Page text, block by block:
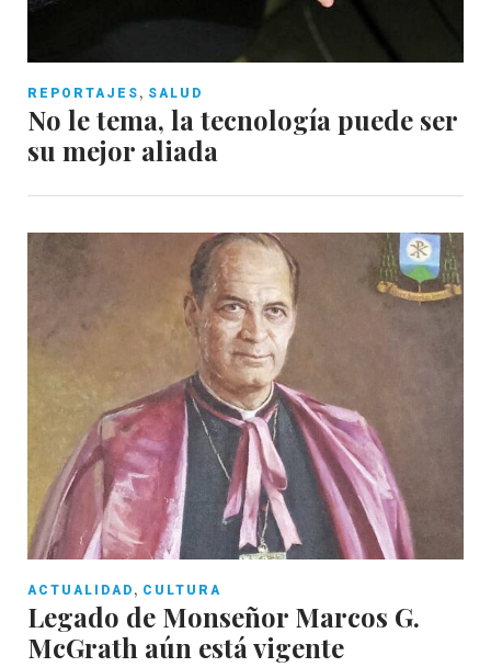
REPORTAJES , SALUD
No le tema, la tecnología puede ser
su mejor aliada
ACTUALIDAD , CULTURA
Legado de Monseñor Marcos G.
McGrath aún está vigente